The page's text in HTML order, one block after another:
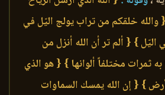
{ والله خلقكم من تراب يولج اليّل في
اليّل } { ألم تر أن الله أنزل من
ثمرات مختلفاً ألوانها } { هو الذي
} { إن الله يمسك السماوات